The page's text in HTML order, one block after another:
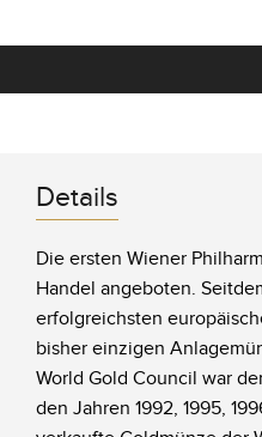
Details
Die ersten Wiener
Handel angeboten.
erfolgreichsten
bisher einzigen
World Gold Council war
den Jahren 1992, 1995,